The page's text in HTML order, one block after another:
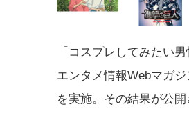
「コスプレしてみたい
エンタメ情報Webマガ
を実施。その結果が公開